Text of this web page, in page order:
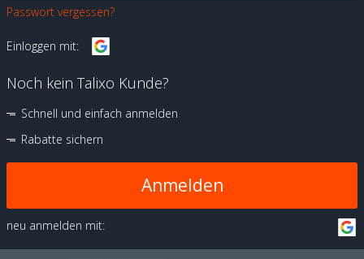
Passwort vergessen?
Einloggen mit:
Noch kein Talixo Kunde?
Schnell und einfach anmelden
Rabatte sichern
Anmelden
neu anmelden mit: